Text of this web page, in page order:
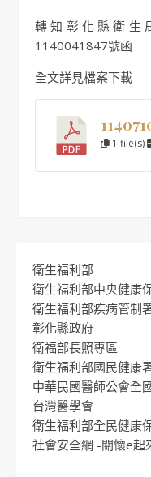
轉知彰化縣衛生局114年7月4日彰衛藥字第
1140041847號函
全文詳見檔案下載
1 file(s)
衛生福利部
衛生福利部中央健康
衛生福利部疾病管制
彰化縣政府
衛福部長照專區
衛生福利部國民健康
中華民國醫師公會全
台灣醫學會
衛生福利部全民健康
社會安全網 -關懷e起